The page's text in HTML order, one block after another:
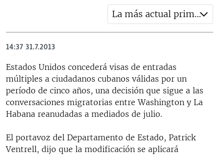
La más actual primero
14:37 31.7.2013
Estados Unidos concederá visas de entradas
múltiples a ciudadanos cubanos válidas por un
período de cinco años, una decisión que sigue a las
conversaciones migratorias entre Washington y La
Habana reanudadas a mediados de julio.
El portavoz del Departamento de Estado, Patrick
Ventrell, dijo que la modificación se aplicará